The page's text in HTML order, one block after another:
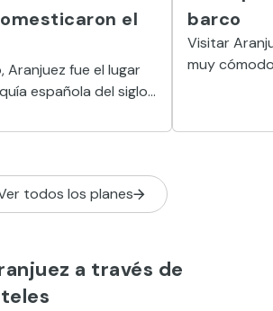
el
Aranjuez fue el lugar
española del siglo
barco
Visitar
muy
de la Fresa.
todos los planes
a través de